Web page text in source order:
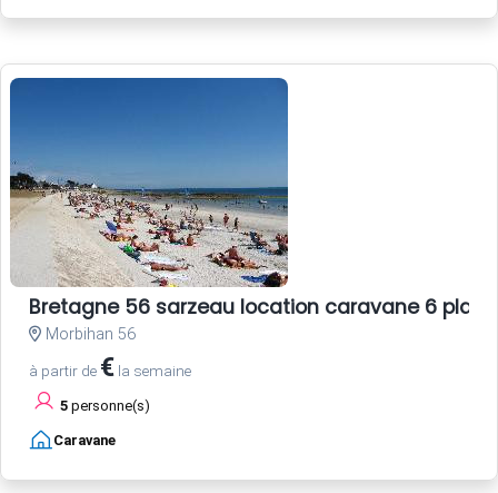
Bretagne 56 sarzeau location caravane 6
Morbihan 56
à partir de € la semaine
5 personne(s)
Caravane